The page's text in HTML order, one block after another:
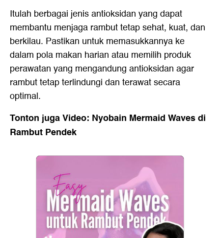
Itulah berbagai jenis antioksidan yang dapat
membantu menjaga rambut tetap sehat, kuat, dan
berkilau. Pastikan untuk memasukkannya ke
dalam pola makan harian atau memilih produk
perawatan yang mengandung antioksidan agar
rambut tetap terlindungi dan terawat secara
optimal.
Tonton juga Video: Nyobain Mermaid Waves di
Rambut Pendek